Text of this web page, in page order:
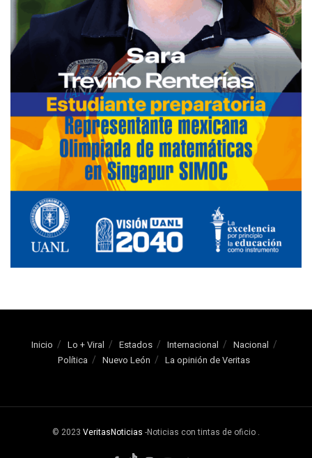
Inicio Lo + Viral Estados Internacional
Nacional
Política
Nuevo León La opinión de Veritas
© 2023 VeritasNoticias -Noticias con tintas de oficio .